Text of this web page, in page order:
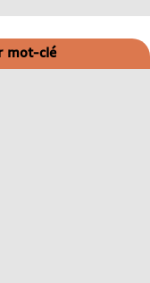
mot-clé